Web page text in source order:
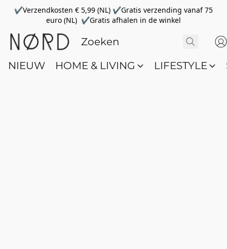
✔Verzendkosten € 5,99 (NL) ✔Gratis verzending vanaf 75
euro (NL) ✔Gratis afhalen in de winkel
NIEUW HOME & LIVING LIFESTYLE